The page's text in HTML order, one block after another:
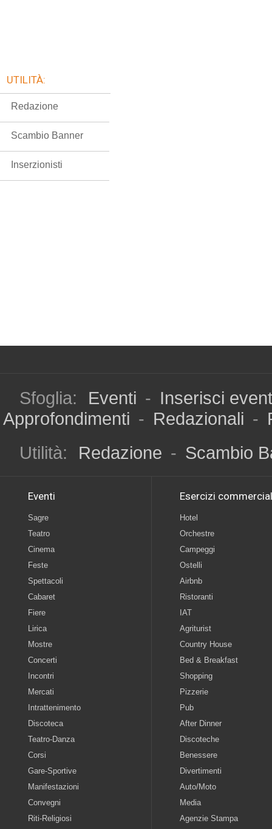
UTILITÀ:
Redazione
Scambio Banner
Inserzionisti
Sfoglia: Eventi - Inserisci
Approfondimenti - Redazionali -
Utilità:
Redazione - Scambio
Eventi
Sagre
Teatro
Cinema
Feste
Spettacoli
Cabaret
Fiere
Lirica
Mostre
Concerti
Incontri
Mercati
Intrattenimento
Discoteca
Teatro-Danza
Corsi
Gare-Sportive
Manifestazioni
Convegni
Riti-Religiosi
Esercizi
Hotel
Orchestre
Campeggi
Ostelli
Airbnb
Ristoranti
IAT
Agriturist
Country House
Bed & Breakfast
Shopping
Pizzerie
Pub
After Dinner
Discoteche
Benessere
Divertimenti
Auto/Moto
Media
Agenzie Stampa